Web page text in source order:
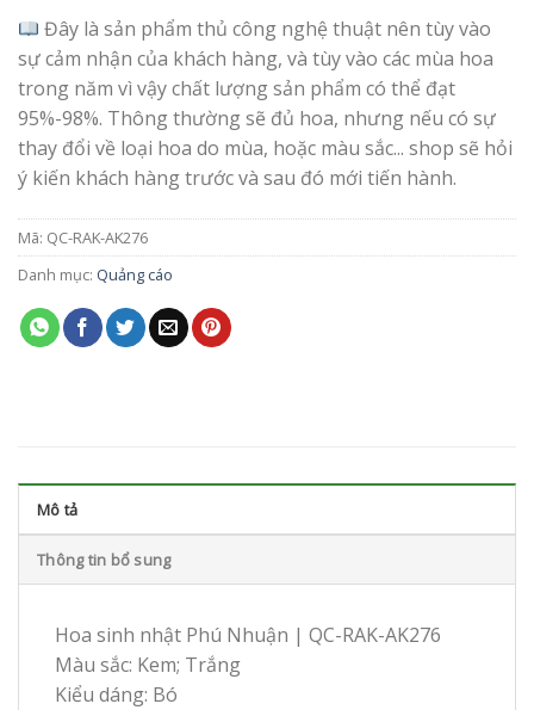
Đây là sản phẩm thủ công nghệ thuật nên tùy vào
sự cảm nhận của khách hàng, và tùy vào các mùa hoa
trong năm vì vậy chất lượng sản phẩm có thể đạt
95%-98%. Thông thường sẽ đủ hoa, nhưng nếu có sự
thay đổi về loại hoa do mùa, hoặc màu sắc... shop sẽ hỏi
ý kiến khách hàng trước và sau đó mới tiến hành.
Mã: QC-RAK-AK276
Danh mục: Quảng cáo
Mô tả
Thông tin bổ sung
Hoa sinh nhật Phú Nhuận | QC-RAK-AK276
Màu sắc: Kem; Trắng
Kiểu dáng: Bó